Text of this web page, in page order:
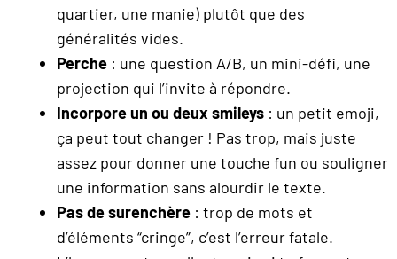
quartier, une manie) plutôt que des
généralités vides.
Perche : une question A/B, un mini-défi, une
projection qui l’invite à répondre.
Incorpore un ou deux smileys : un petit emoji,
ça peut tout changer ! Pas trop, mais juste
assez pour donner une touche fun ou souligner
une information sans alourdir le texte.
Pas de surenchère : trop de mots et
d’éléments “cringe”, c’est l’erreur fatale.